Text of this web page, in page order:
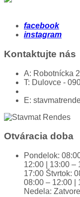
facebook
instagram
Kontaktujte nás
A: Robotnícka
T: Dulovce -
E:
Otváracia doba
Pondelok:
12:00 | 13:00 –
17:00 Štvrtok:
08:00 – 12:00 |
Nedela: